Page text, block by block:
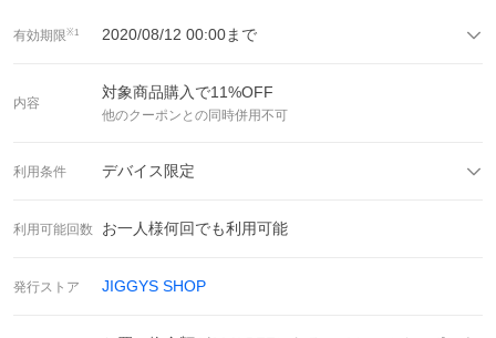
有効期限※1 2020/08/12 00:00まで
内容
対象商品購入で11%OFF
他のクーポンとの同時併用不可
利用条件 デバイス限定
利用可能回数 お一人様何回でも利用可能
発行ストア JIGGYS SHOP